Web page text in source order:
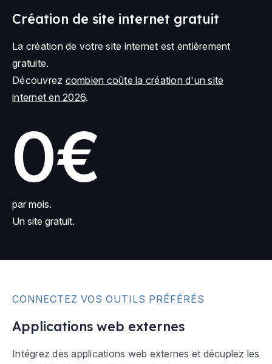
Création de site internet gratuit
La création de votre site internet est entièrement
gratuite.
Découvrez combien coûte la création d'un site
internet en 2026.
0€
par mois.
Un site gratuit.
CONNECTEZ VOS OUTILS PRÉFÉRÉS
Applications web externes
Intégrez des applications web externes et décuplez les